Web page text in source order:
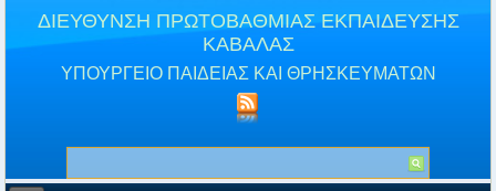
ΔΙΕΥΘΥΝΣΗ ΠΡΩΤΟΒΑΘΜΙΑΣ ΕΚΠΑΙΔΕΥΣΗΣ
ΚΑΒΑΛΑΣ
ΥΠΟΥΡΓΕΙΟ ΠΑΙΔΕΙΑΣ ΚΑΙ ΘΡΗΣΚΕΥΜΑΤΩΝ